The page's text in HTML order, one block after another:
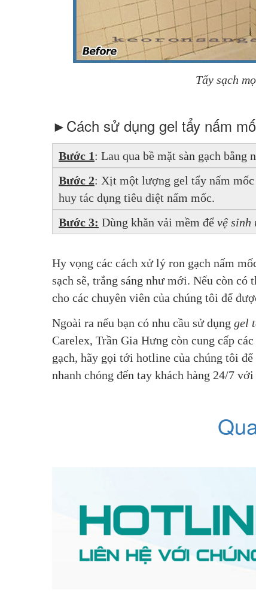
Tẩy sạch
►Cách sử dụng gel tẩy nấm
Bước 1: Lau qua bề mặt sàn gạch bằng
Bước 2: Xịt một lượng gel tẩy nấm
huy tác dụng tiêu diệt nấm mốc.
Bước 3: Dùng khăn vải mềm để vệ sinh
Hy vọng các cách xử lý ron gạch nấm
sạch sẽ, trắng sáng như mới. Nếu còn có
cho các chuyên viên của chúng tôi để
Ngoài ra nếu bạn có nhu cầu sử dụng gel
Carelex, Trần Gia Hưng còn cung cấp
gạch, hãy gọi tới hotline của chúng tôi để
nhanh chóng đến tay khách hàng 24/7